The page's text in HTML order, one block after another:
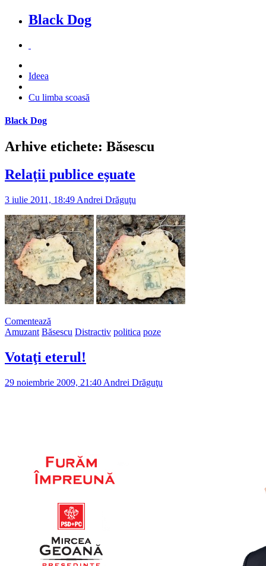
Black Dog
Ideea
Cu limba scoasă
Black Dog
Arhive etichete: Băsescu
Relaţii publice eşuate
3 iulie 2011, 18:49 Andrei Drăguţu
Comentează
Amuzant Băsescu Distractiv politica poze
Votaţi eterul!
29 noiembrie 2009, 21:40 Andrei Drăguţu